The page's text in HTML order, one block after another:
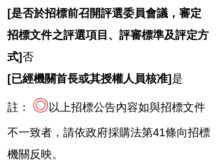
[是否於招標前召開評選委員會議，審定
招標文件之評選項目、評審標準及評定方
式]否
[已經機關首長或其授權人員核准]是
註： ◎以上招標公告內容如與招標文件
不一致者，請依政府採購法第41條向招標
機關反映。